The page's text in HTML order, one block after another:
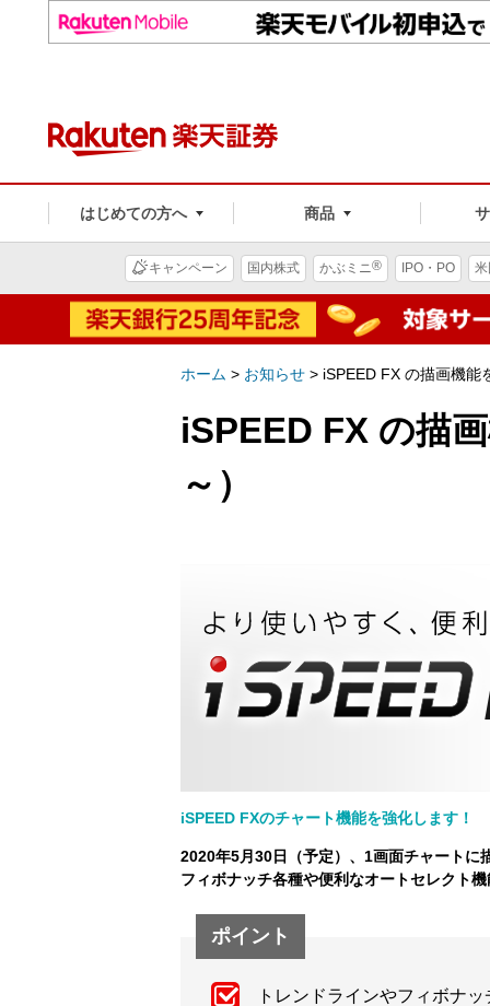
はじめての方へ 商品
キャンペーン 国内株式 かぶミニ® IPO・PO
ホーム > お知らせ > iSPEED FX の描画機能
iSPEED FX の描
～）
iSPEED FXのチャート機能を強化します！
2020年5月30日（予定）、1画面チャートに
フィボナッチ各種や便利なオートセレクト
ポイント
トレンドラインやフィボナ